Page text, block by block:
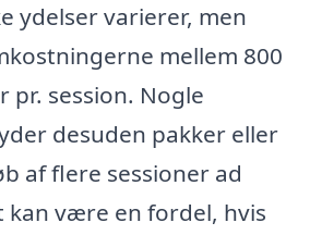
ydelser varierer, men
mellem 800
pr. session. Nogle
desuden pakker eller
af flere sessioner ad
kan være en fordel, hvis